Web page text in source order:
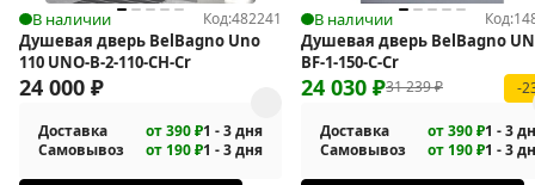
В наличии Код:482241
Душевая дверь BelBagno Uno
110 UNO-B-2-110-CH-Cr
24 000 ₽
Доставка от 390 ₽1 - 3 дня
Самовывоз
от 190 ₽1 - 3 дня
В наличии Код:
Душевая дверь BelBagno
BF-1-150-C-Cr
31 239₽
24 030 ₽ -
Доставка от 390 ₽1 - 3
Самовывоз
от 190 ₽1 - 3